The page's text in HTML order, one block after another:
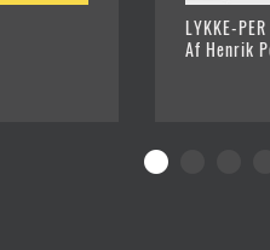
LYKKE-PER
Af Henrik